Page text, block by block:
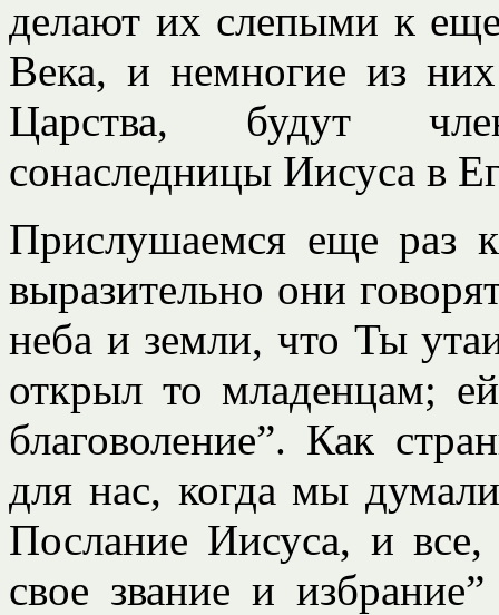
делают их слепыми к
Века, и немногие из
Царства, будут
сонаследницы Иисуса в
Прислушаемся еще раз
выразительно они
неба и земли, что Ты
открыл то младенцам;
благоволение”. Как
для нас, когда мы
Послание Иисуса, и все,
свое звание и